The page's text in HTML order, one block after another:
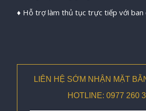
♦ Hỗ trợ làm thủ tục trực tiếp với ban
LIÊN HỆ SỚM NHẬN MẶT
HOTLINE: 0977 260